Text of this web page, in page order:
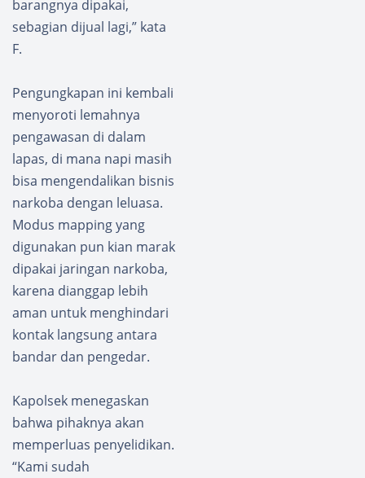
barangnya dipakai,
sebagian dijual lagi,” kata
F.
Pengungkapan ini kembali
menyoroti lemahnya
pengawasan di dalam
lapas, di mana napi masih
bisa mengendalikan bisnis
narkoba dengan leluasa.
Modus mapping yang
digunakan pun kian marak
dipakai jaringan narkoba,
karena dianggap lebih
aman untuk menghindari
kontak langsung antara
bandar dan pengedar.
Kapolsek menegaskan
bahwa pihaknya akan
memperluas penyelidikan.
“Kami sudah